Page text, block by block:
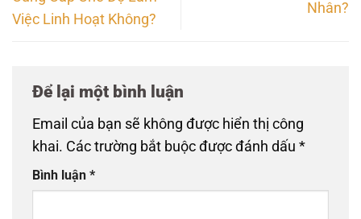
Việc Linh Hoạt Không?
Nhân?
Để lại một bình luận
Email của bạn sẽ không được hiển thị công
khai. Các trường bắt buộc được đánh dấu *
Bình luận *